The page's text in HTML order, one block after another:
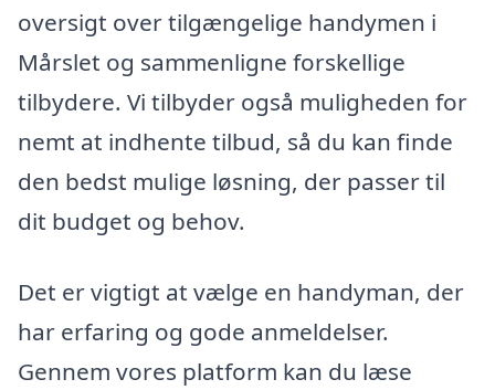
oversigt over tilgængelige handymen i
Mårslet og sammenligne forskellige
tilbydere. Vi tilbyder også muligheden for
nemt at indhente tilbud, så du kan finde
den bedst mulige løsning, der passer til
dit budget og behov.
Det er vigtigt at vælge en handyman, der
har erfaring og gode anmeldelser.
Gennem vores platform kan du læse